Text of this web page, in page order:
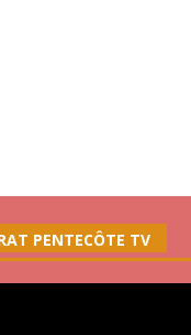
PENTECÔTE TV